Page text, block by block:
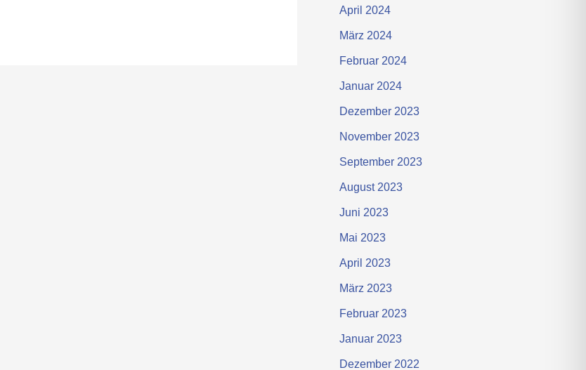
April 2024
März 2024
Februar 2024
Januar 2024
Dezember 2023
November 2023
September 2023
August 2023
Juni 2023
Mai 2023
April 2023
März 2023
Februar 2023
Januar 2023
Dezember 2022